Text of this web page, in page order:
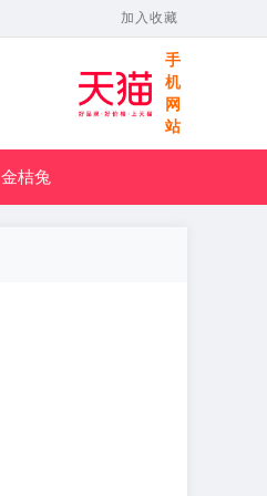
加入收藏
手
机
网
站
金桔兔